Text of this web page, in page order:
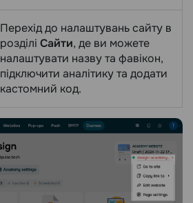
Перехід до налаштувань сайту в
розділі Сайти, де ви можете
налаштувати назву та фавікон,
підключити аналітику та додати
кастомний код.